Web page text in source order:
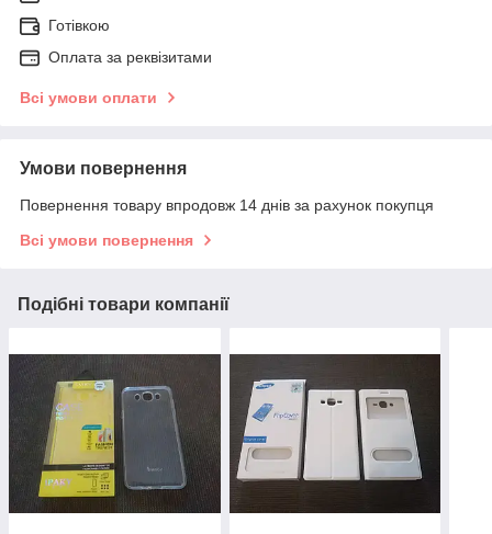
Готівкою
Оплата за реквізитами
Всі умови оплати
Умови повернення
Повернення товару впродовж 14 днів за рахунок покупця
Всі умови повернення
Подібні товари компанії